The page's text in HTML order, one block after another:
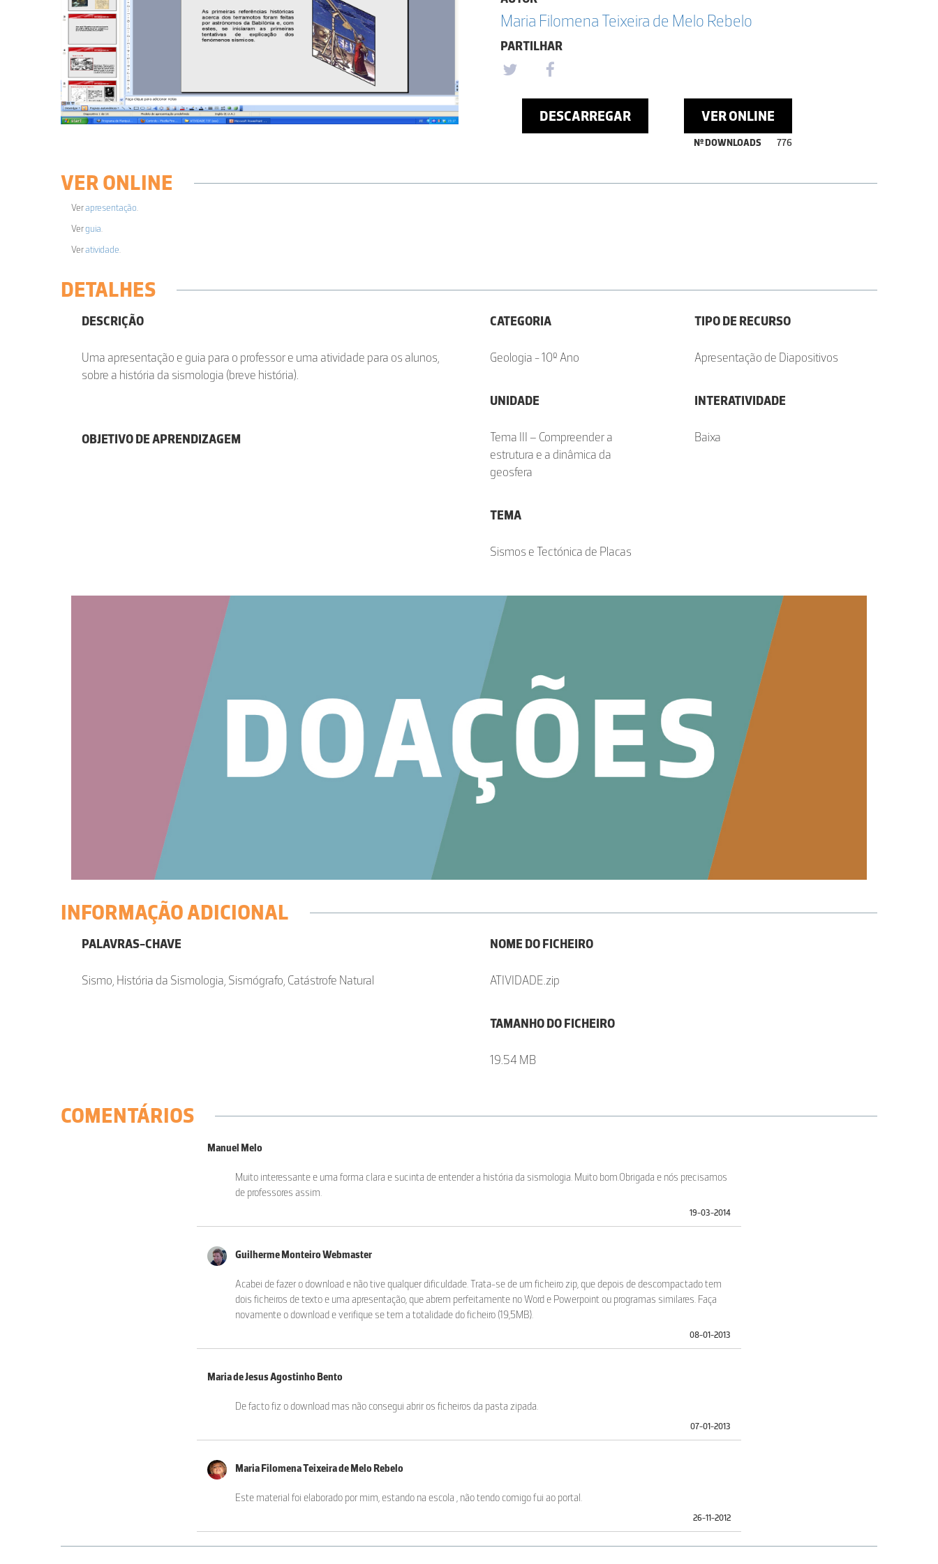
Maria Filomena Teixeira de Melo Rebelo
PARTILHAR
DESCARREGAR VER ONLINE
Nº DOWNLOADS 776
VER ONLINE
Verapresentação.
Verguia.
Veratividade.
DETALHES
DESCRIÇÃO
Uma apresentação e guia para o professor e uma atividade para os alunos,
sobre a história da sismologia (breve história).
OBJETIVO DE APRENDIZAGEM
CATEGORIA
Geologia - 10º Ano
UNIDADE
Tema III – Compreender a
estrutura e a dinâmica da
geosfera
TEMA
Sismos e Tectónica de Placas
TIPO DE RECURSO
Apresentação de Diapositivos
INTERATIVIDADE
Baixa
INFORMAÇÃO ADICIONAL
PALAVRAS-CHAVE
Sismo, História da Sismologia, Sismógrafo, Catástrofe Natural
NOME DO FICHEIRO
ATIVIDADE.zip
TAMANHO DO FICHEIRO
19.54 MB
COMENTÁRIOS
Manuel Melo
Muito interessante e uma forma clara e sucinta de entender a história da sismologia. Muito bom.Obrigada e nós precisamos
de professores assim.
19-03-2014
Guilherme Monteiro Webmaster
Acabei de fazer o download e não tive qualquer dificuldade. Trata-se de um ficheiro zip, que depois de descompactado tem
dois ficheiros de texto e uma apresentação, que abrem perfeitamente no Word e Powerpoint ou programas similares. Faça
novamente o download e verifique se tem a totalidade do ficheiro (19,5MB).
08-01-2013
Maria de Jesus Agostinho Bento
De facto fiz o download mas não consegui abrir os ficheiros da pasta zipada.
07-01-2013
Maria Filomena Teixeira de Melo Rebelo
Este material foi elaborado por mim, estando na escola , não tendo comigo fui ao portal.
26-11-2012